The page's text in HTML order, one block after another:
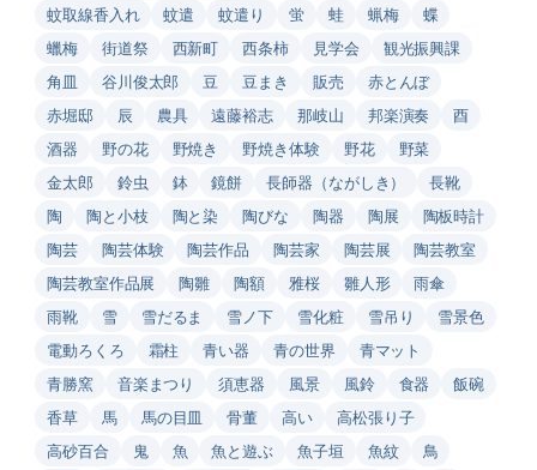
蚊取線香入れ
蚊遣 蚊遣り 蛍 蛙 蝋梅
蝶
蠟梅
街道祭 西新町 西条柿 見学会
観光振興課
角皿
谷川俊太郎 豆 豆まき 販売
赤とんぼ
赤堀邸
辰 農具 遠藤裕志 那岐山 邦楽演奏
酉
酒器
野の花 野焼き 野焼き体験 野花
野菜
金太郎
鈴虫 鉢 鏡餅 長師器（ながしき）
長靴
陶
陶と小枝 陶と染 陶びな 陶器 陶展
陶板時計
陶芸
陶芸体験 陶芸作品 陶芸家 陶芸展
陶芸教室
陶芸教室作品展
陶雛 陶額 雅桜 雛人形
雨傘
雨靴
雪 雪だるま 雪ノ下 雪化粧 雪吊り
雪景色
電動ろくろ
霜柱 青い器 青の世界
青マット
青勝窯
音楽まつり 須恵器 風景 風鈴 食器
飯碗
香草
馬 馬の目皿 骨董 高い
高松張り子
高砂百合
鬼 魚 魚と遊ぶ 魚子垣 魚紋
鳥